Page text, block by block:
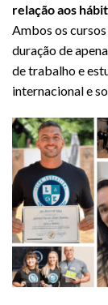
relação aos
Ambos os
duração de
de trabalho e
internacional e